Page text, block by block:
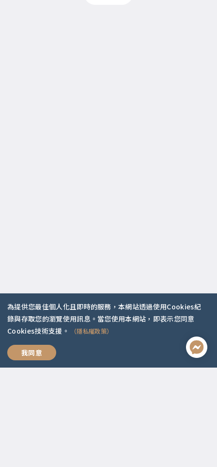
我們，好好愛
聯絡資訊
啟點文化(統一編號:54296775)
02-2292-2086
service@koob.com.tw
為提供您最佳個人化且即時的服務，本網站透過使用Cookies紀
錄與存取您的瀏覽使用訊息。當您使用本網站，即表示您同意
Cookies技術支援。
（隱私權政策）
我同意